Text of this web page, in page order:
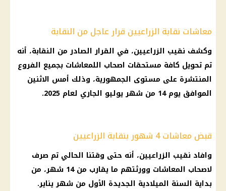
معاشات نقابة الزراعيين قرار عاجل من النقابة
وكشف نقيب الزراعيين، في القرار الصادر من النقابة، أنه
تم تحويل كافة مستحقات اصحاب اللمعاشات بجميع الفروع
المنتشرة على مستوى الجمهورية، وذلك أمس الاثنين
الموافق يوم 14 من شهر يوليو الجاري لعام 2025.
قبض معاشات 4 شهور بنقابة الزراعيين
وافاد نقيب الزراعيين، أنه حتى وقتنا الحالي تم صرف
لاصحاب المعاشات وورثتهم ما يقارب من 14 شهر، من
بداية السنة الميلادية الجديدة الأول من شهر يناير.